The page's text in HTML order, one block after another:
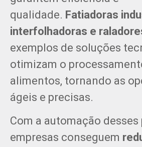
qualidade. Fatiadoras
interfolhadoras e
exemplos de soluções
otimizam o
alimentos, tornando as
ágeis e precisas.
Com a automação desses
empresas conseguem